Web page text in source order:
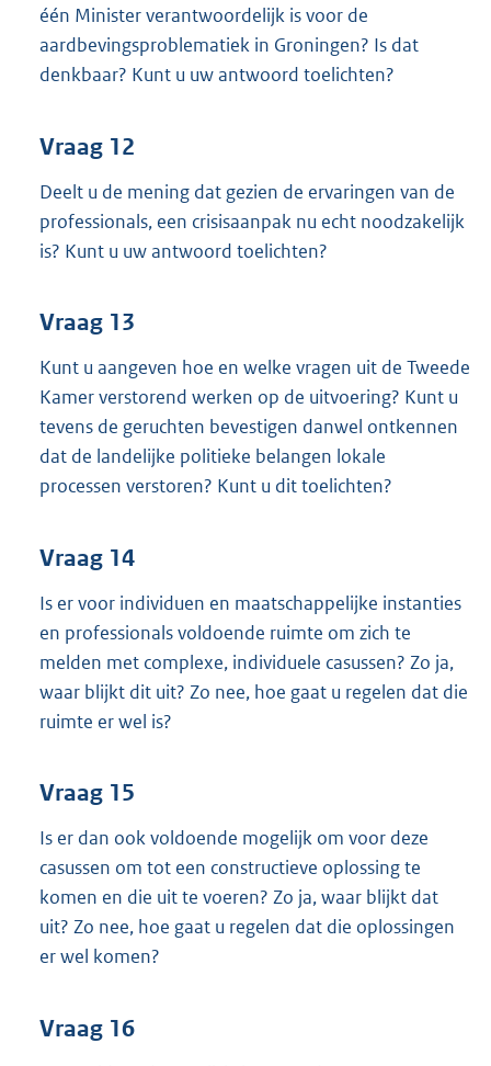
één Minister verantwoordelijk is voor de
aardbevingsproblematiek in Groningen? Is dat
denkbaar? Kunt u uw antwoord toelichten?
Vraag 12
Deelt u de mening dat gezien de ervaringen van de
professionals, een crisisaanpak nu echt noodzakelijk
is? Kunt u uw antwoord toelichten?
Vraag 13
Kunt u aangeven hoe en welke vragen uit de Tweede
Kamer verstorend werken op de uitvoering? Kunt u
tevens de geruchten bevestigen danwel ontkennen
dat de landelijke politieke belangen lokale
processen verstoren? Kunt u dit toelichten?
Vraag 14
Is er voor individuen en maatschappelijke instanties
en professionals voldoende ruimte om zich te
melden met complexe, individuele casussen? Zo ja,
waar blijkt dit uit? Zo nee, hoe gaat u regelen dat die
ruimte er wel is?
Vraag 15
Is er dan ook voldoende mogelijk om voor deze
casussen om tot een constructieve oplossing te
komen en die uit te voeren? Zo ja, waar blijkt dat
uit? Zo nee, hoe gaat u regelen dat die oplossingen
er wel komen?
Vraag 16